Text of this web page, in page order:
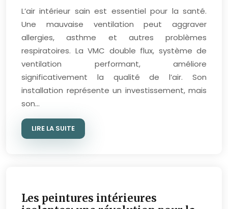
L’air intérieur sain est essentiel pour la santé.
Une mauvaise ventilation peut aggraver
allergies, asthme et autres problèmes
respiratoires. La VMC double flux, système de
ventilation performant, améliore
significativement la qualité de l’air. Son
installation représente un investissement, mais
son…
LIRE LA SUITE
Les peintures intérieures